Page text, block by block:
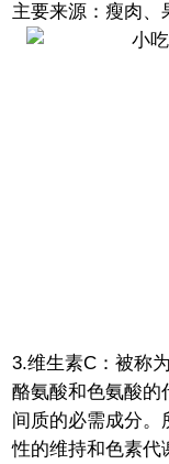
主要来源：瘦肉、
3.维生素C：被称
酪氨酸和色氨酸的
间质的必需成分。
性的维持和色素代